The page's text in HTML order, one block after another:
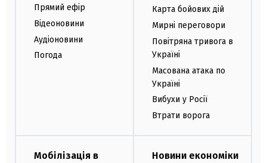
Прямий ефір
Відеоновини
Аудіоновини
Погода
Карта бойових дій
Мирні переговори
Повітряна тривога в
Україні
Масована атака по
Україні
Вибухи у Росії
Втрати ворога
Мобілізація в
Новини економіки